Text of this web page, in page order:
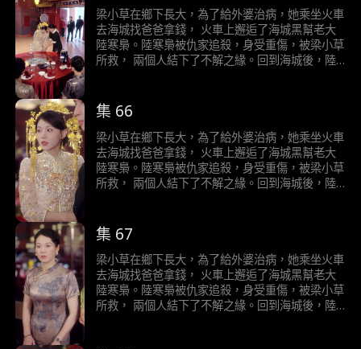
梁小草在鄉下長大，為了給外婆治病，她乘坐火車
去海城找爸爸拿錢， 火車上邂逅了海城黑幫老大
陸寒梟。陸寒梟被仇家追殺，身受重傷，被梁小草
所救， 兩個人結下了不解之緣。回到海城後，陸
集 66
梁小草在鄉下長大，為了給外婆治病，她乘坐火車
去海城找爸爸拿錢， 火車上邂逅了海城黑幫老大
陸寒梟。陸寒梟被仇家追殺，身受重傷，被梁小草
所救， 兩個人結下了不解之緣。回到海城後，陸
集 67
梁小草在鄉下長大，為了給外婆治病，她乘坐火車
去海城找爸爸拿錢， 火車上邂逅了海城黑幫老大
陸寒梟。陸寒梟被仇家追殺，身受重傷，被梁小草
所救， 兩個人結下了不解之緣。回到海城後，陸